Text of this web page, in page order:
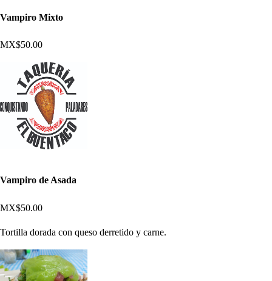
Vampiro Mixto
MX$50.00
Vampiro de Asada
MX$50.00
Tortilla dorada con queso derretido y carne.